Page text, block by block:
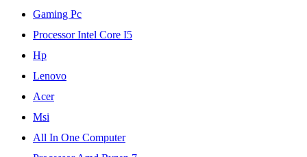
Gaming Pc
Processor Intel Core I5
Hp
Lenovo
Acer
Msi
All In One Computer